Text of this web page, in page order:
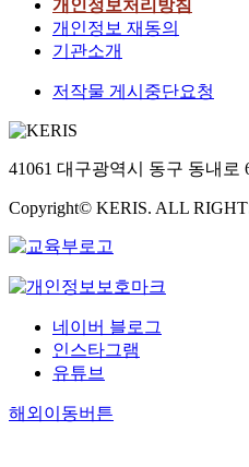
개인정보처리방침
개인정보 재동의
기관소개
저작물 게시중단요청
41061 대구광역시 동구 동내로
Copyright© KERIS. ALL
네이버 블로그
인스타그램
유튜브
해외이동버튼